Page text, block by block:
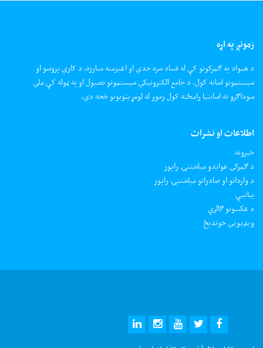
زمونږ په اړه
د هیواد په ګمرکونو کې له فساد سره جدي او اغیزمنه مبارزه، د کاري پروسو او
سیستمونو اسانه کول، د جامع الکترونیکي سیستمونو نصبول او په ټوله کې ملي
سوداګرو ته اسانتیا رامځته کول زموږ له لومړیتوبونو څخه دي.
اطلاعات او نشرات
خبرونه
د ګمرکي عوایدو میاشتنۍ راپور
د وارداتو او صادراتو میاشتنۍ راپور
بیانیې
د عکسونو ګالرې
ويډيويي خونديځ